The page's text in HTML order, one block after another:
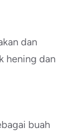
dan
hening dan
buah